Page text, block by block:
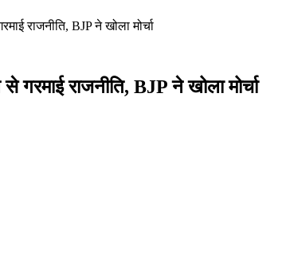
राजनीति, BJP ने खोला मोर्चा
गरमाई राजनीति, BJP ने खोला मोर्चा